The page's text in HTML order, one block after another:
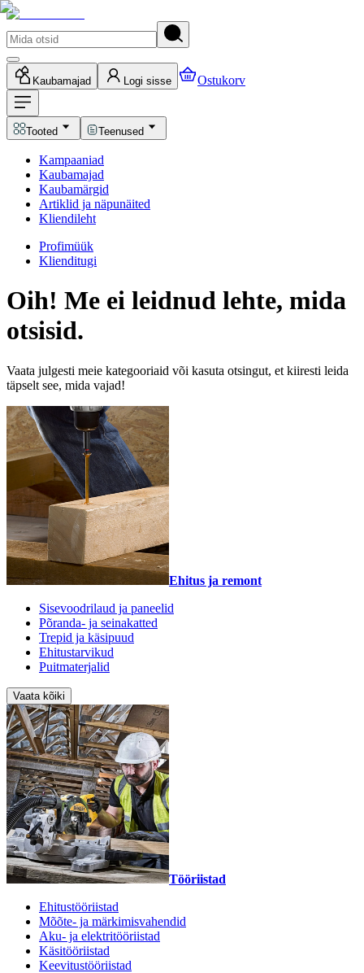
Kaubamajad Logi sisse Ostukorv
Tooted Teenused
Kampaaniad
Kaubamajad
Kaubamärgid
Artiklid ja näpunäited
Kliendileht
Profimüük
Klienditugi
Oih! Me ei leidnud lehte, mida
otsisid.
Vaata julgesti meie kategooriaid või kasuta otsingut, et kiiresti leida
täpselt see, mida vajad!
Ehitus ja remont
Sisevoodrilaud ja paneelid
Põranda- ja seinakatted
Trepid ja käsipuud
Ehitustarvikud
Puitmaterjalid
Vaata kõiki
Tööriistad
Ehitustööriistad
Mõõte- ja märkimisvahendid
Aku- ja elektritööriistad
Käsitööriistad
Keevitustööriistad